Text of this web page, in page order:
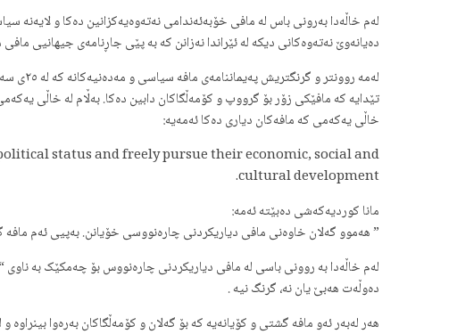
دەیانەوێ نەتەوەکانی دیکە لە ئێراندا نەزانن کە بە پێی جاڕنامەی جیهانیی
تێدایە کە مافێکی زۆر بۆ گرووپ و کۆمەڵگاکان دابین دەکا. بەڵام لە خاڵی
خاڵی یەکەمی کە مافەکان دیاری دەکا ئەمەیە:
status and freely pursue their economic, social and
cultural development.
مانا کوردیەکەشی دەبێتە ئەمە:
” هەموو گەلان خاوەنی مافی دیاریکردنی چارەنووسی خۆیانن. بەپیی ئەم مافە
دەوڵەت هەبێ یان نە، گرنگ نیە .
هەر لەبەر ئەو مافە گشتی و کۆیانەیە کە بۆ گەلان و کۆمەڵگاکان بەرەوا